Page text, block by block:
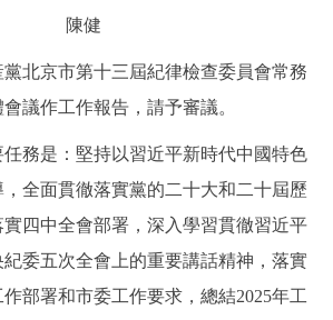
專題公開
部門服務
陽光政務
陳健
京市第十三屆紀律檢查委員會常務
議作工作報告，請予審議。
是：堅持以習近平新時代中國特色
全面貫徹落實黨的二十大和二十屆歷
四中全會部署，深入學習貫徹習近平
委五次全會上的重要講話精神，落實
部署和市委工作要求，總結2025年工